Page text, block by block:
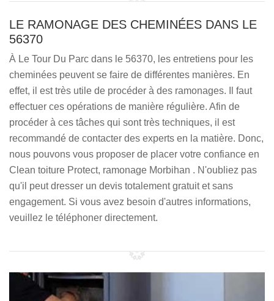
LE RAMONAGE DES CHEMINÉES DANS LE
56370
À Le Tour Du Parc dans le 56370, les entretiens pour les
cheminées peuvent se faire de différentes manières. En
effet, il est très utile de procéder à des ramonages. Il faut
effectuer ces opérations de manière régulière. Afin de
procéder à ces tâches qui sont très techniques, il est
recommandé de contacter des experts en la matière. Donc,
nous pouvons vous proposer de placer votre confiance en
Clean toiture Protect, ramonage Morbihan . N'oubliez pas
qu'il peut dresser un devis totalement gratuit et sans
engagement. Si vous avez besoin d'autres informations,
veuillez le téléphoner directement.